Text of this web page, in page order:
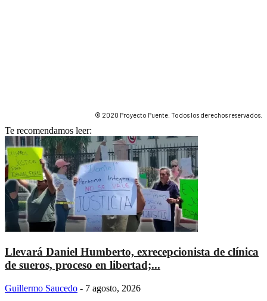
© 2020 Proyecto Puente. Todos los derechos reservados.
Te recomendamos leer:
Llevará Daniel Humberto, exrecepcionista de clínica
de sueros, proceso en libertad;...
Guillermo Saucedo - 7 agosto, 2026